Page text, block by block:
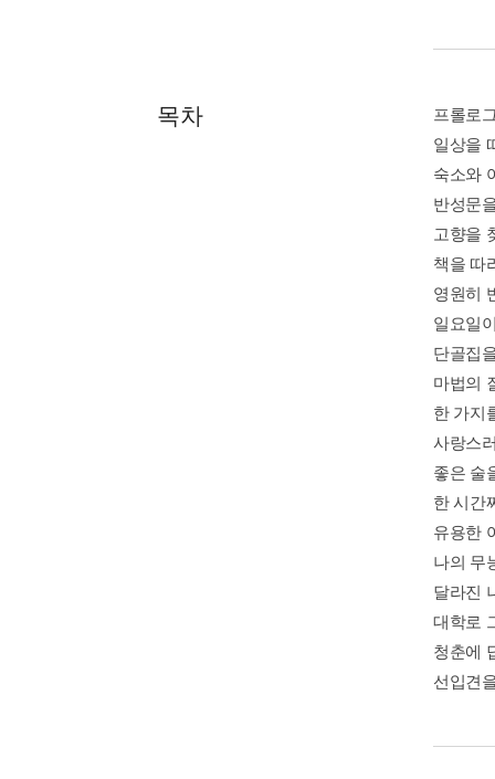
목차
프롤로
일상을
숙소와
반성문
고향을
책을 따
영원히
일요일
단골집
마법의
한 가지
사랑스
좋은 술
한 시간
유용한
나의 무
달라진
대학로
청춘에
선입견